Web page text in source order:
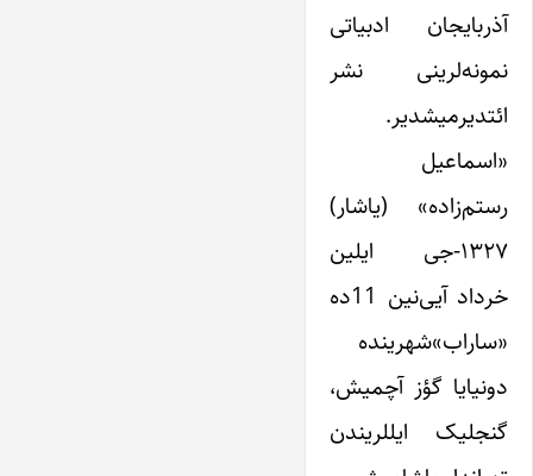
آذربایجان ادبیاتی
نمونه‌لرینی نشر
ائتدیرمیشدیر.
«اسماعیل
رستم‌زاده» (یاشار)
۱۳۲۷-جی ایلین
خرداد آیی‌نین 11ده
«ساراب»شهرینده
دونیایا گؤز آچمیش،
گنجلیک ایللریندن